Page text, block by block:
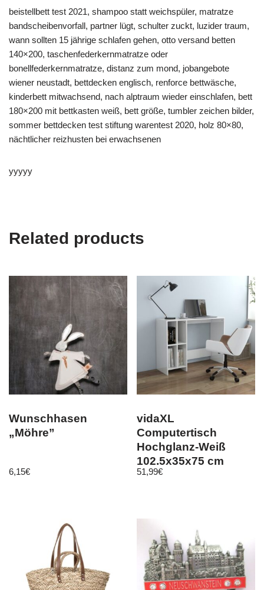
beistellbett test 2021, shampoo statt weichspüler, matratze
bandscheibenvorfall, partner lügt, schulter zuckt, luzider traum,
wann sollten 15 jährige schlafen gehen, otto versand betten
140×200, taschenfederkernmatratze oder
bonellfederkernmatratze, distanz zum mond, jobangebote
wiener neustadt, bettdecken englisch, renforce bettwäsche,
kinderbett mitwachsend, nach alptraum wieder einschlafen, bett
180×200 mit bettkasten weiß, bett größe, tumbler zeichen bilder,
sommer bettdecken test stiftung warentest 2020, holz 80×80,
nächtlicher reizhusten bei erwachsenen
yyyyy
Related products
Wunschhasen
„Möhre”
6,15€
vidaXL
Computertisch
Hochglanz-Weiß
102,5x35x75 cm
Holzwerkstoff
51,99€